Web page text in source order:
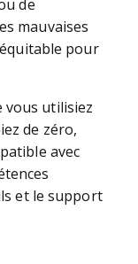
de
mauvaises
pour
vous utilisiez
de zéro,
avec
et le support